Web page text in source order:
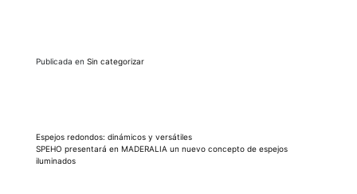
Publicada en Sin categorizar
Navegación
de
Espejos redondos: dinámicos y versátiles
SPEHO presentará en MADERALIA un nuevo concepto de espejos
iluminados